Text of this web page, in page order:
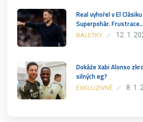
Real vyhořel v El
Superpohár.
BALETKY 12. 1.
Dokáže Xabi Alonso
silných eg?
EXKLUZIVNĚ 8. 1.